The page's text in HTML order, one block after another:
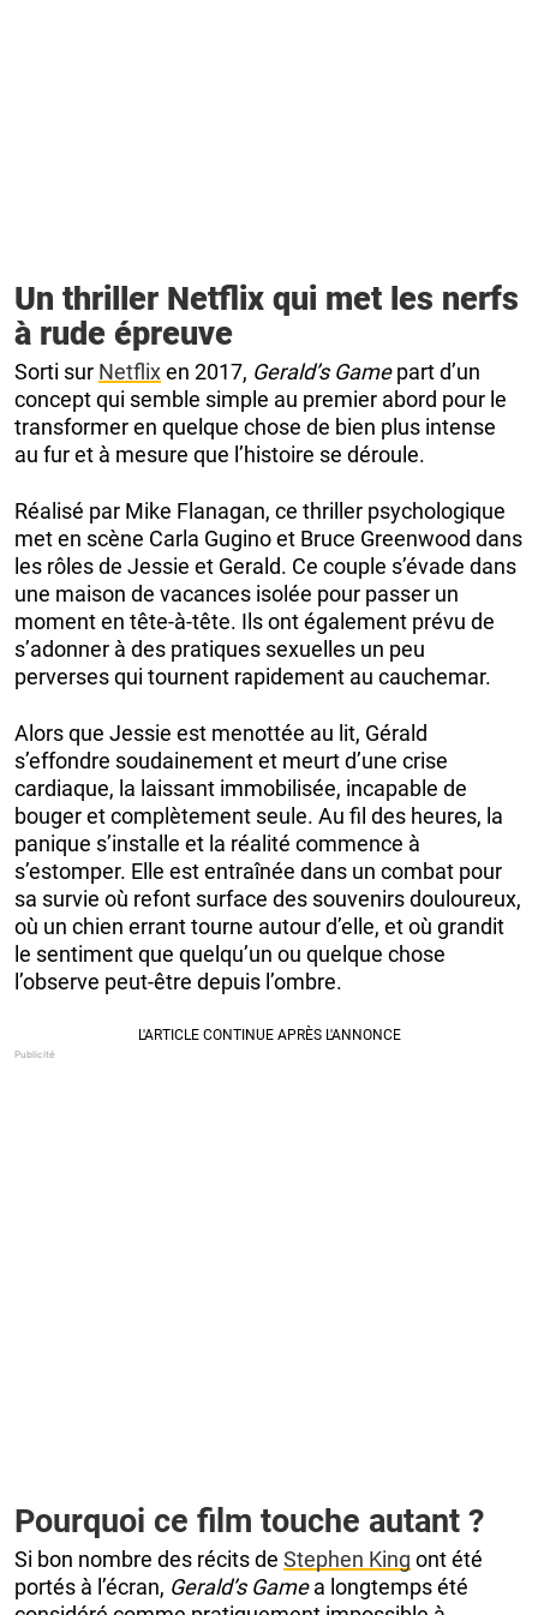
Un thriller Netflix qui met les nerfs
à rude épreuve
Sorti sur Netflixen 2017, Gerald’s Gamepart d’un
concept qui semble simple au premier abord pour le
transformer en quelque chose de bien plus intense
au fur et à mesure que l’histoire se déroule.
Réalisé par Mike Flanagan, ce thriller psychologique
met en scène Carla Gugino et Bruce Greenwood dans
les rôles de Jessie et Gerald. Ce couple s’évade dans
une maison de vacances isolée pour passer un
moment en tête-à-tête. Ils ont également prévu de
s’adonner à des pratiques sexuelles un peu
perverses qui tournent rapidement au cauchemar.
Alors que Jessie est menottée au lit, Gérald
s’effondre soudainement et meurt d’une crise
cardiaque, la laissant immobilisée, incapable de
bouger et complètement seule. Au fil des heures, la
panique s’installe et la réalité commence à
s’estomper. Elle est entraînée dans un combat pour
sa survie où refont surface des souvenirs douloureux,
où un chien errant tourne autour d’elle, et où grandit
le sentiment que quelqu’un ou quelque chose
l’observe peut-être depuis l’ombre.
Pourquoi ce film touche autant ?
Si bon nombre des récits de Stephen King ont été
portés à l’écran, Gerald’s Gamea longtemps été